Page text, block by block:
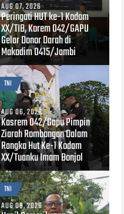
AUG 07, 2026
Peringati HUT ke-1 Kodam
XX/TIB, Korem 042/GAPU
Gelar Donor Darah di
Makodim 0415/Jambi
TNI
AUG 06, 2026
Kasrem 042/Gapu Pimpin
Ziarah Rombongan Dalam
Rangka Hut Ke-1 Kodam
XX/Tuanku Imam Bonjol
TNI
AUG 06, 2026